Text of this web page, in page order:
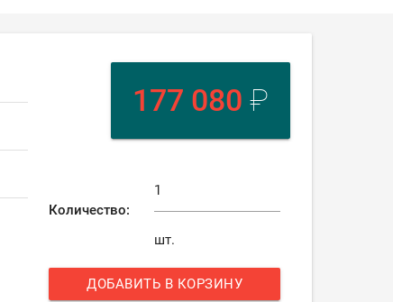
177 080 ₽
Количество:
шт.
ДОБАВИТЬ В КОРЗИНУ